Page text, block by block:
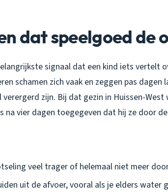
dat speelgoed de
signaal dat een kind iets vertelt
schamen zich vaak en zeggen pas
verergerd zijn. Bij dat gezin in Huissen-
na vier dagen toegegeven dat hij ze door
veel trager of helemaal niet meer
uit de afvoer, vooral als je elders water